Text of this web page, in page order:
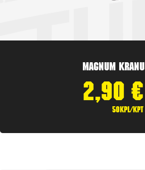
Magnum Kranu
2,90 €
50kpl/kpt